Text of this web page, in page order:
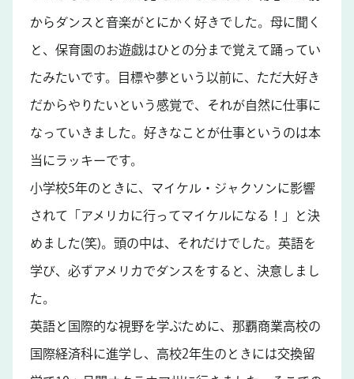
からダンスと音楽がとにかく好きでした。母に聞く
と、保育園のお遊戯はひとの分まで覚えて踊ってい
たみたいです。目標や夢という以前に、ただ大好き
だからやりたいという感覚で、それが自然に仕事に
なっていきました。好きなことが仕事というのは本
当にラッキーです。
小学校5年のときに、マイケル・ジャクソンに影響
されて「アメリカに行ってマイケルになる！」と決
めました(笑)。頭の中は、それだけでした。英語を
学び、必ずアメリカでダンスをすると、決意しまし
た。
英語と国際的な視野を学ぶために、那覇商業高校の
国際経済科に進学し、高校2年生のときには交換留